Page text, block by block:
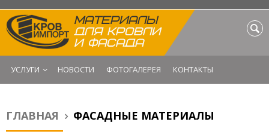
ближайшее время.
ФИО
E-mail*
МАТЕРИАЛЫ
ДЛЯ КРОВЛИ
И ФАСАДА
УСЛУГИ НОВОСТИ ФОТОГАЛЕРЕЯ КОНТАКТЫ
Вы здесь
ГЛАВНАЯ ФАСАДНЫЕ МАТЕРИАЛЫ